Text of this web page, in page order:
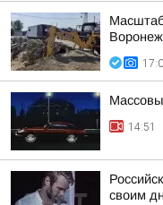
14:51
своим